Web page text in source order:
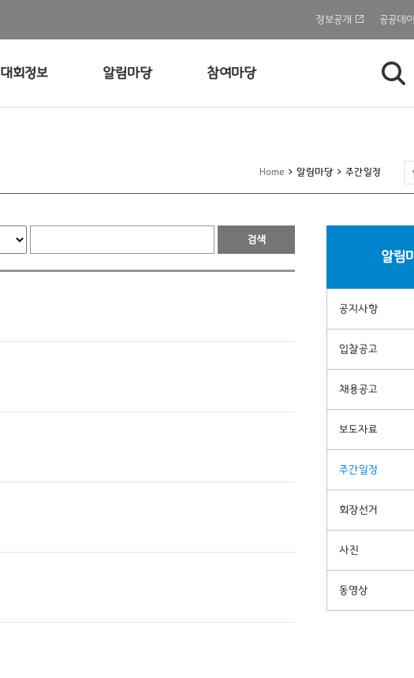
정보공개 공공데
대회정보 알림마당 참여마당
Home > 알림마당 > 주간일정
알림
공지사항
입찰공고
채용공고
보도자료
주간일정
회장선거
사진
동영상